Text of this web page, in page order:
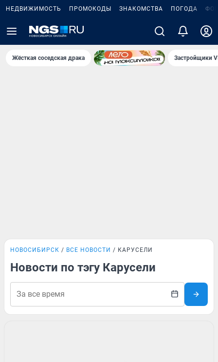
НЕДВИЖИМОСТЬ ПРОМОКОДЫ ЗНАКОМСТВА ПОГОДА
Жёсткая соседская драка Застройщики
НОВОСИБИРСК ВСЕ НОВОСТИ КАРУСЕЛИ
Новости по тэгу Карусели